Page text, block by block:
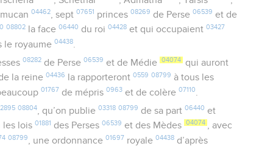
04462, sept07651 princes08269 de Perse06539 et de
08802 la face06440 du roi04428 et qui occupaient03427
le royaume04438
08282de Perse 06539 et de Médie 04074 qui auront
la reine04436 la rapporteront0559 08799 à tous les
01767 de mépris0963 et de colère07110
08804, qu’on publie 03318 08799 de sa part 06440 et
les lois01881 des Perses06539 et des Mèdes 04074 , avec
08799 , une ordonnance01697 royale04438 d’après